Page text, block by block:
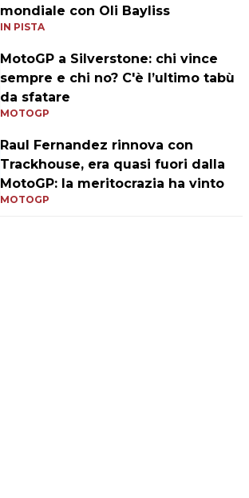
mondiale con Oli Bayliss
IN PISTA
MotoGP a Silverstone: chi vince
sempre e chi no? C'è l’ultimo tabù
da sfatare
MOTOGP
Raul Fernandez rinnova con
Trackhouse, era quasi fuori dalla
MotoGP: la meritocrazia ha vinto
MOTOGP